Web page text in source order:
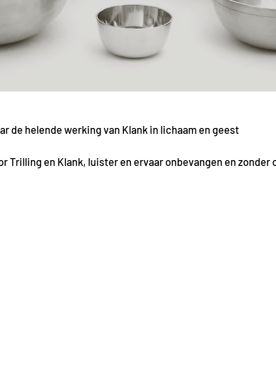
de helende werking van Klank in lichaam en geest
Trilling en Klank, luister en ervaar onbevangen en zonder